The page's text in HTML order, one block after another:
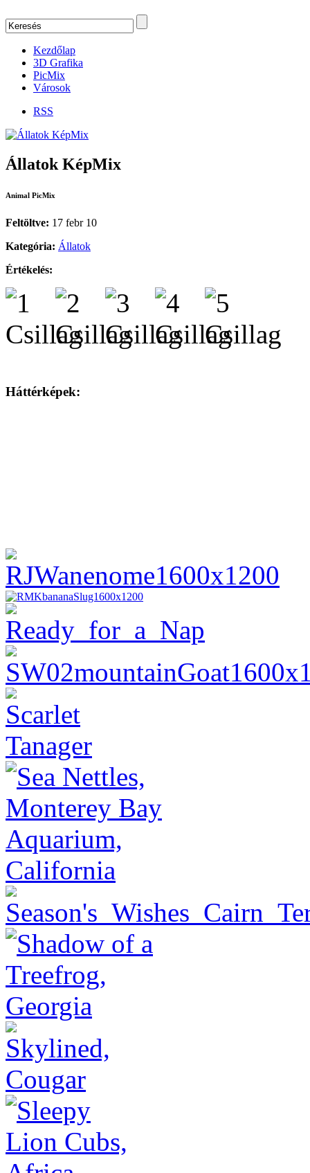
Kezdőlap
3D Grafika
PicMix
Városok
RSS
Állatok KépMix
Animal PicMix
Feltöltve: 17 febr 10
Kategória: Állatok
Értékelés:
Háttérképek: